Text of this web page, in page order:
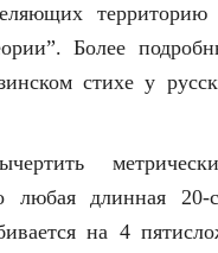
Более
стихе у
любая длинная 20-
на 4